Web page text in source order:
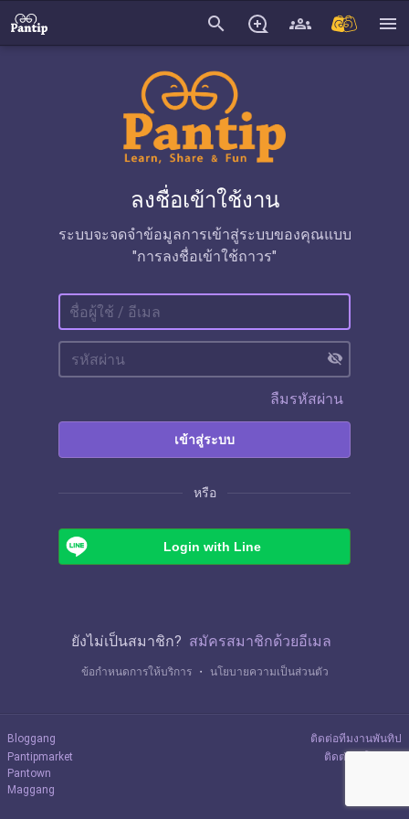
search menu
ลงชื่อเข้าใช้งาน
ระบบจะจดจำข้อมูลการเข้าสู่ระบบของคุณแบบ
"การลงชื่อเข้าใช้ถาวร"
visibility_off
ลืมรหัสผ่าน
เข้าสู่ระบบ
หรือ
Login with Line
ยังไม่เป็นสมาชิก? สมัครสมาชิกด้วยอีเมล
ข้อกำหนดการให้บริการ ・ นโยบายความเป็นส่วนตัว
Bloggang
Pantipmarket
Pantown
Maggang
ติดต่อทีมงานพันทิป
ติดต่อลงโฆษณา